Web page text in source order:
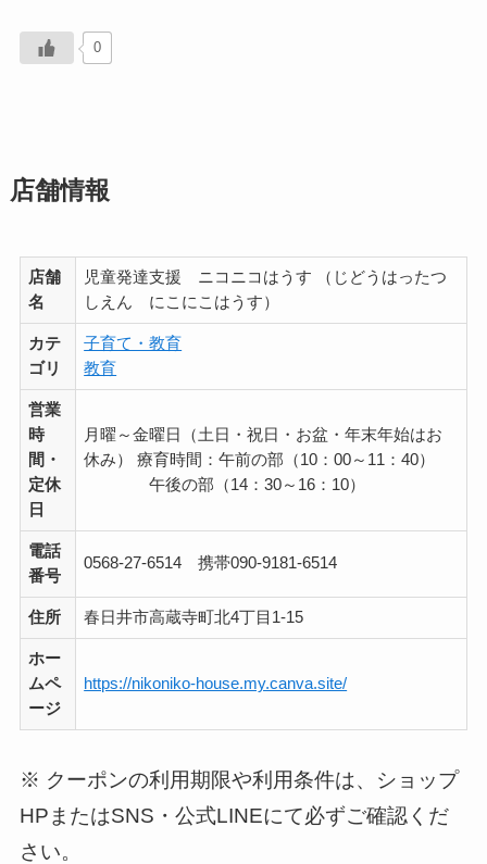
0
店舗情報
店舗
名
児童発達支援 ニコニコはうす （じどうはったつ
しえん にこにこはうす）
カテ
ゴリ
子育て・教育
教育
営業
時
間・
定休
日
月曜～金曜日（土日・祝日・お盆・年末年始はお
休み） 療育時間：午前の部（10：00～11：40）
午後の部（14：30～16：10）
電話
番号
0568-27-6514 携帯090-9181-6514
住所 春日井市高蔵寺町北4丁目1-15
ホー
ムペ
ージ
https://nikoniko-house.my.canva.site/
※ クーポンの利用期限や利用条件は、ショップ
HPまたはSNS・公式LINEにて必ずご確認くだ
さい。